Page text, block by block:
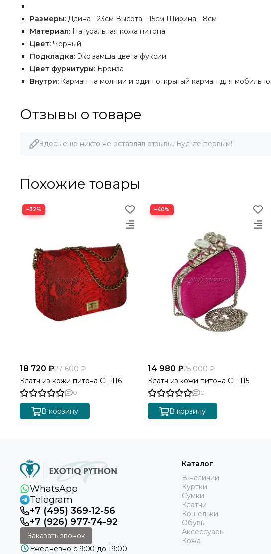
Размеры: Длина - 23см Высота - 15см Ширина - 8см
Материал: Натуральная кожа питона
Цвет: Черный
Подкладка: Эко замша цвета фуксии
Цвет фурнитуры: Бронза
Внутри: Карман на молнии и один открытый карман для
Отзывы о товаре
Здесь еще никто не оставлял отзывы. Будьте первым!
Похожие товары
−32%
18 720 ₽27 600 ₽
Клатч из кожи питона CL-116
0
В корзину
−40%
14 980 ₽25 000 ₽
Клатч из кожи питона CL-115
0
В корзину
WhatsApp
Telegram
+7 (495) 369-12-56
+7 (926) 977-74-92
Заказать звонок
Ежедневно с 9:00 до 19:00
Каталог
В наличии
Куртки
Сумки
Клатчи
Кошельки
Обувь
Аксессуары
Кожа